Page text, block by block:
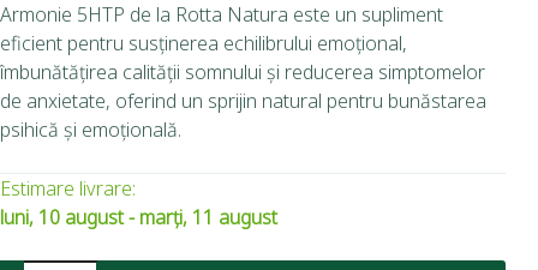
Armonie 5HTP de la Rotta Natura este un supliment
eficient pentru susținerea echilibrului emoțional,
îmbunătățirea calității somnului și reducerea simptomelor
de anxietate, oferind un sprijin natural pentru bunăstarea
psihică și emoțională.
Estimare livrare:
luni, 10 august - marți, 11 august